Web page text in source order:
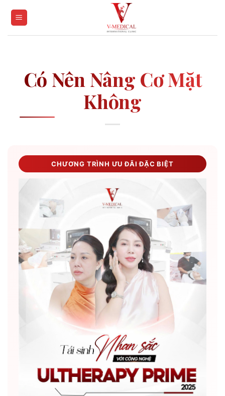
Có Nên Nâng Cơ Mặt
Không
CHƯƠNG TRÌNH ƯU ĐÃI ĐẶC BIỆT